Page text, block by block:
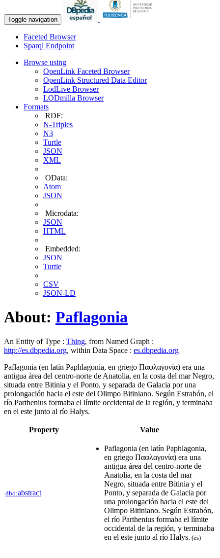
Toggle navigation
Faceted Browser
Sparql Endpoint
Browse using
OpenLink Faceted Browser
OpenLink Structured Data Editor
LodLive Browser
LODmilla Browser
Formats
RDF:
N-Triples
N3
Turtle
JSON
XML
OData:
Atom
JSON
Microdata:
JSON
HTML
Embedded:
JSON
Turtle
CSV
JSON-LD
About: Paflagonia
An Entity of Type : Thing, from Named Graph :
http://es.dbpedia.org, within Data Space : es.dbpedia.org
Paflagonia (en latín Paphlagonia, en griego Παφλαγονία) era una
antigua área del centro-norte de Anatolia, en la costa del mar Negro,
situada entre Bitinia y el Ponto, y separada de Galacia por una
prolongación hacia el este del Olimpo Bitiniano. Según Estrabón, el
río Parthenius formaba el límite occidental de la región, y terminaba
en el este junto al río Halys.
Property Value
dbo:abstract
Paflagonia (en latín Paphlagonia,
en griego Παφλαγονία) era una
antigua área del centro-norte de
Anatolia, en la costa del mar
Negro, situada entre Bitinia y el
Ponto, y separada de Galacia por
una prolongación hacia el este del
Olimpo Bitiniano. Según Estrabón,
el río Parthenius formaba el límite
occidental de la región, y terminaba
en el este junto al río Halys. (es)